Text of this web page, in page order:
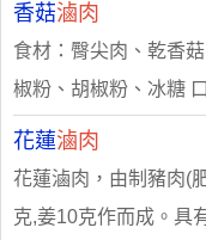
香菇滷肉
食材：臀尖肉、乾香
椒粉、胡椒粉、冰糖
花蓮滷肉
花蓮滷肉，由制豬肉(
克,姜10克作而成。具